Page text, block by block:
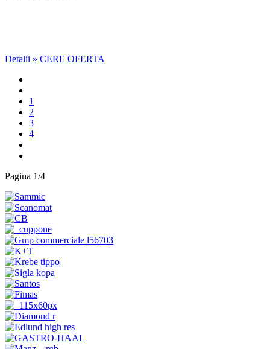
Detalii » CERE OFERTA
1
2
3
4
Pagina 1/4